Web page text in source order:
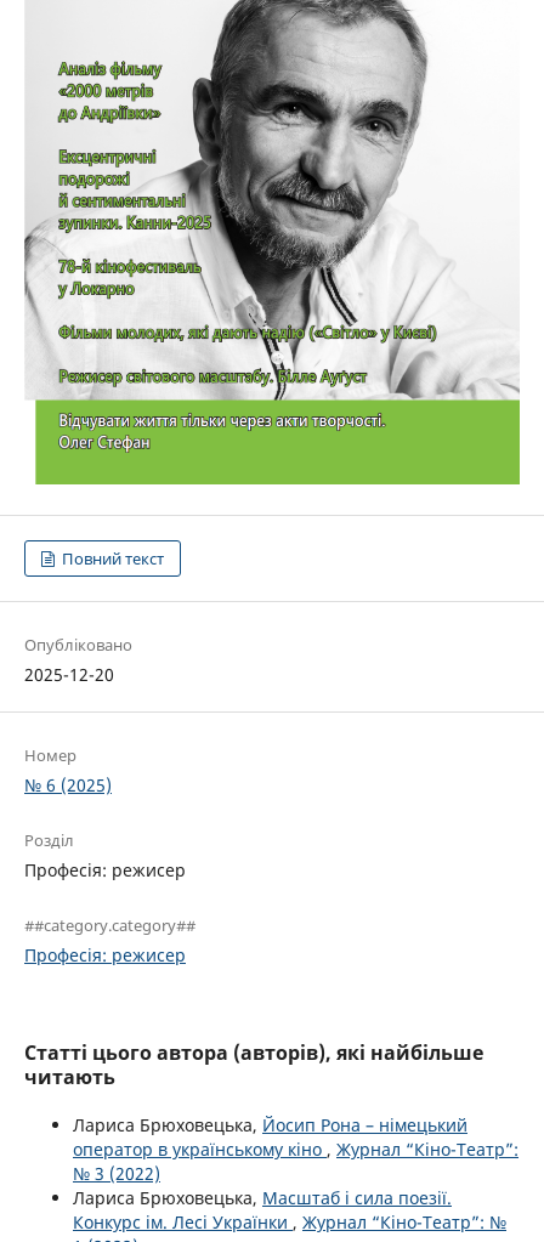
Повний текст
Опубліковано
2025-12-20
Номер
№ 6 (2025)
Розділ
Професія: режисер
##category.category##
Професія: режисер
Статті цього автора (авторів), які найбільше
читають
Лариса Брюховецька, Йосип Рона – німецький
оператор в українському кіно , Журнал “Кіно-Театр”:
№ 3 (2022)
Лариса Брюховецька, Масштаб і сила поезії.
Конкурс ім. Лесі Українки , Журнал “Кіно-Театр”: №